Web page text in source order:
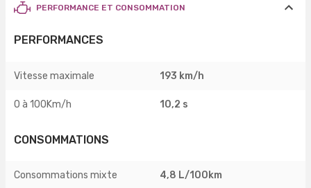
PERFORMANCE ET CONSOMMATION
PERFORMANCES
Vitesse maximale 193 km/h
0 à 100Km/h 10,2 s
CONSOMMATIONS
Consommations mixte 4,8 L/100km